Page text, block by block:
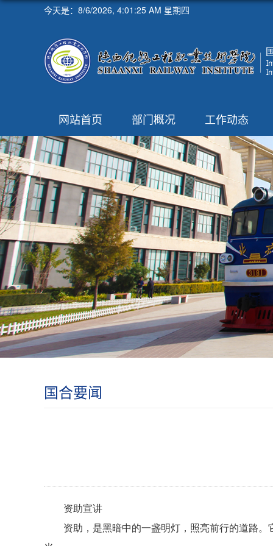
今天是： 8/6/2026, 4:01:26 AM 星期四
网站首页 部门概况 工作动态
国合要闻
资助宣讲
资助，是黑暗中的一盏明灯，照亮前行的道路